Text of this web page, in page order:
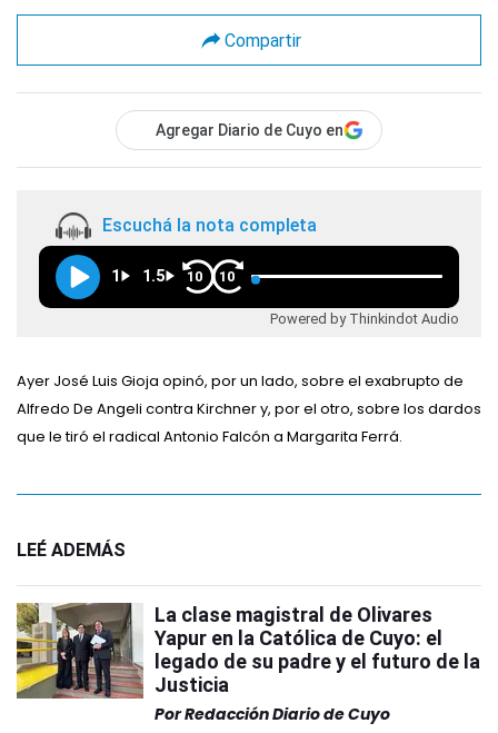
Compartir
Agregar Diario de Cuyo en
Escuchá la nota completa
1 1.5 10 10
Powered by Thinkindot Audio
Ayer José Luis Gioja opinó, por un lado, sobre el exabrupto de
Alfredo De Angeli contra Kirchner y, por el otro, sobre los dardos
que le tiró el radical Antonio Falcón a Margarita Ferrá.
LEÉ ADEMÁS
La clase magistral de Olivares
Yapur en la Católica de Cuyo: el
legado de su padre y el futuro de la
Justicia
PorRedacción Diario de Cuyo